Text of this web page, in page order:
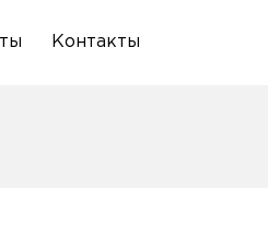
Контакты